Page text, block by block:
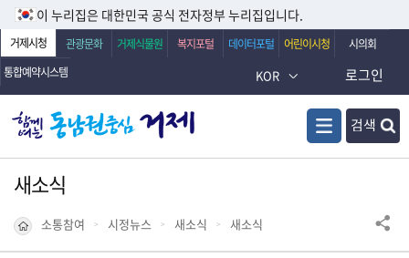
이 누리집은 대한민국 공식 전자정부 누리집입니다.
거제시청 관광문화 거제식물원 복지포털 데이터포털 어린이시청
시의회
통합예약시스템
KOR
검색
로그인
새소식
소통참여 시정뉴스 새소식 새소식